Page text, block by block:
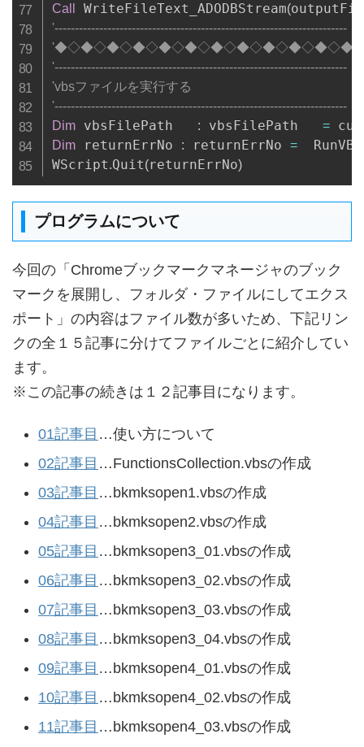
Call WriteFileText_ADODBStream(
'------------------------------------------------------------------------
'------------------------------------------------------------------------
'vbsファイルを実行する
'------------------------------------------------------------------------
Dim vbsFilePath : vbsFilePath =
Dim returnErrNo : returnErrNo =
WScript.Quit(returnErrNo)
プログラムについて
今回の「Chromeブックマークマネージャのブック
マークを展開し、フォルダ・ファイルにしてエクス
ポート」の内容はファイル数が多いため、下記リン
クの全１５記事に分けてファイルごとに紹介してい
ます。
※この記事の続きは１２記事目になります。
01記事目 …使い方について
02記事目 …FunctionsCollection.vbsの作成
03記事目 …bkmksopen1.vbsの作成
04記事目 …bkmksopen2.vbsの作成
05記事目 …bkmksopen3_01.vbsの作成
06記事目 …bkmksopen3_02.vbsの作成
07記事目 …bkmksopen3_03.vbsの作成
08記事目 …bkmksopen3_04.vbsの作成
09記事目 …bkmksopen4_01.vbsの作成
10記事目 …bkmksopen4_02.vbsの作成
11記事目 …bkmksopen4_03.vbsの作成